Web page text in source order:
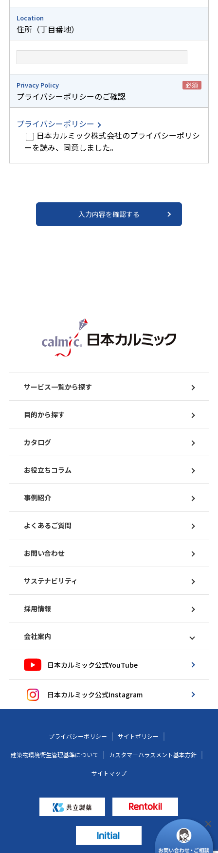
Location
住所（丁目番地）
Privacy Policy
プライバシーポリシーのご確認
必須
プライバシーポリシー
日本カルミック株式会社のプライバシーポリシ
ーを読み、同意しました。
サービス一覧から探す
目的から探す
カタログ
お役立ちコラム
事例紹介
よくあるご質問
お問い合わせ
サステナビリティ
採用情報
会社案内
日本カルミック公式YouTube
日本カルミック公式Instagram
プライバシーポリシー サイトポリシー
建築物環境衛生管理基準について カスタマーハラスメント基本方針
サイトマップ